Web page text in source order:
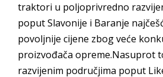
traktori u poljoprivredno
poput Slavonije i Baranje
povoljnije cijene zbog veće
proizvođača opreme.Nasuprot
razvijenim područjima poput